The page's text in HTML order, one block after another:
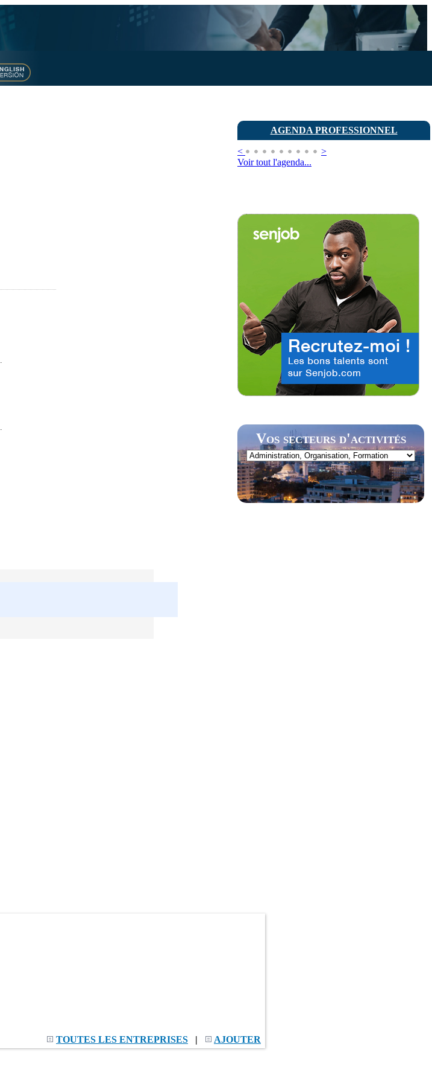
AGENDA PROFESSIONNEL
<
>
Voir tout l'agenda...
Vos secteurs d'activités
TOUTES LES ENTREPRISES | AJOUTER